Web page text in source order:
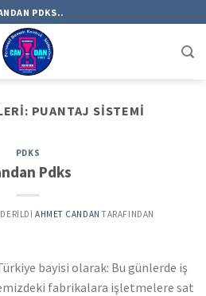
PDKS..
PUANTAJ SISTEMI
PDKS
Pdks
AHMET CANDAN TARAFINDAN
bayisi olarak: Bu günlerde iş
fabrikalara işletmelere sat